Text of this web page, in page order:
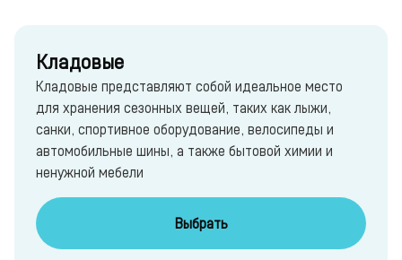
Кладовые
Кладовые представляют собой идеальное место
для хранения сезонных вещей, таких как лыжи,
санки, спортивное оборудование, велосипеды и
автомобильные шины, а также бытовой химии и
ненужной мебели
Выбрать